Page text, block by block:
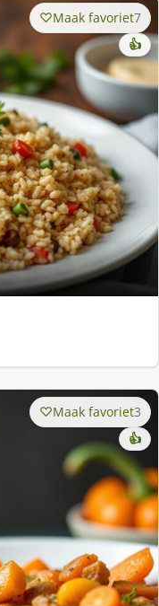
Maak favoriet7
👍
Maak favoriet3
👍